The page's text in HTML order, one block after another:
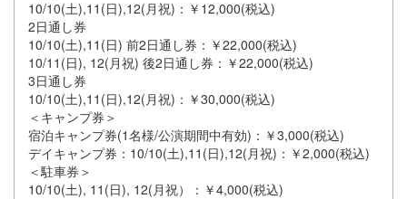
10/10(⼟),11(⽇),12(⽉祝)：￥12,000(税込)
2⽇通し券
10/10(⼟),11(⽇) 前2⽇通し券：￥22,000(税込)
10/11(⽇), 12(⽉祝) 後2⽇通し券：￥22,000(税込)
3⽇通し券
10/10(⼟),11(⽇),12(⽉祝)：￥30,000(税込)
＜キャンプ券＞
宿泊キャンプ券(1名様/公演期間中有効)：￥3,000(税込)
デイキャンプ券：10/10(⼟),11(⽇),12(⽉祝)：￥2,000(税込)
＜駐⾞券＞
10/10(⼟), 11(⽇), 12(⽉祝）：￥4,000(税込)